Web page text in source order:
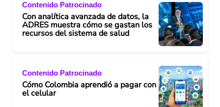
Contenido Patrocinado
Con analítica avanzada de datos, la
ADRES muestra cómo se gastan los
recursos del sistema de salud
Contenido Patrocinado
Cómo Colombia aprendió a pagar con
el celular